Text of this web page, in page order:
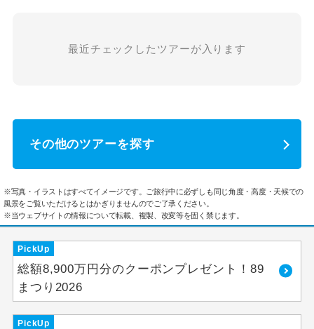
最近チェックしたツアーが入ります
その他のツアーを探す
※写真・イラストはすべてイメージです。ご旅行中に必ずしも同じ角度・高度・天候での
風景をご覧いただけるとはかぎりませんのでご了承ください。
※当ウェブサイトの情報について転載、複製、改変等を固く禁じます。
PickUp
総額8,900万円分のクーポンプレゼント！89
まつり2026
PickUp